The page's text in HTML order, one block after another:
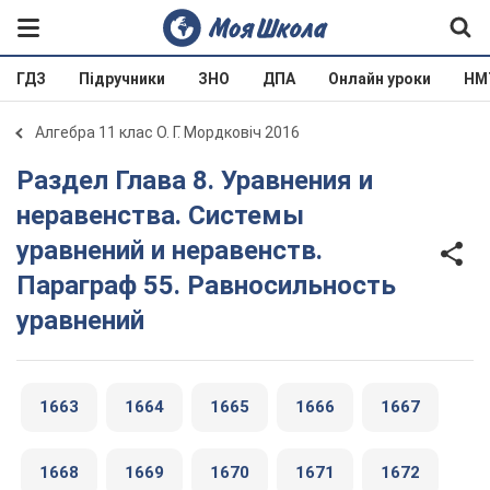
ГДЗ Підручники ЗНО ДПА Онлайн уроки
Алгебра 11 клас О. Г. Мордковіч 2016
Раздел Глава 8. Уравнения и
неравенства. Системы
уравнений и неравенств.
Параграф 55. Равносильность
уравнений
1663 1664 1665 1666 1667
1668 1669 1670 1671 1672